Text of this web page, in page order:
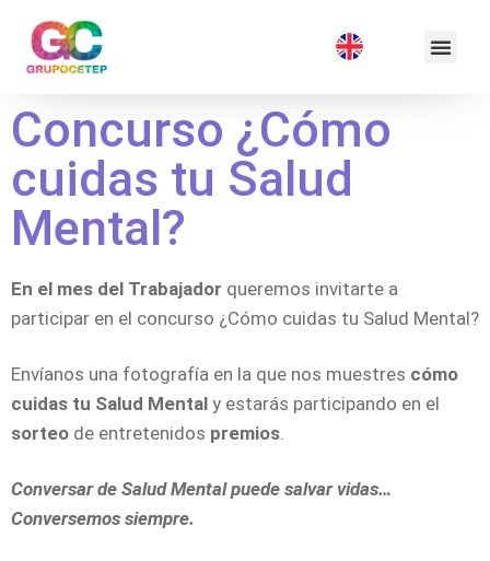
Concurso ¿Cómo
cuidas tu Salud
Mental?
En el mes del Trabajador queremos invitarte a
participar en el concurso ¿Cómo cuidas tu Salud Mental?
Envíanos una fotografía en la que nos muestres cómo
cuidas tu Salud Mental y estarás participando en el
sorteo de entretenidos premios
Conversar de Salud Mental puede salvar vidas…
Conversemos siempre.